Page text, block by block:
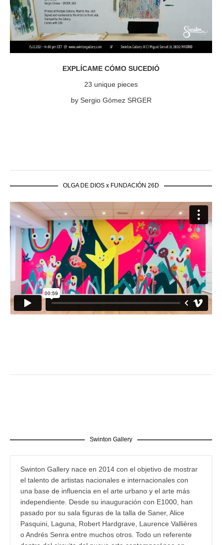
EXPLÍCAME CÓMO SUCEDIÓ
23 unique pieces
by Sergio Gómez SRGER
OLGA DE DIOS x FUNDACIÓN 26D
Swinton Gallery
Swinton Gallery nace en 2014 con el objetivo de mostrar
el talento de artistas nacionales e internacionales con
una base de influencia en el arte urbano y el arte más
independiente. Desde su inauguración con E1000, han
pasado por su sala figuras de la talla de Saner, Alice
Pasquini, Laguna, Robert Hardgrave, Laurence Vallières
o Andrés Senra entre muchos otros. Todo un referente